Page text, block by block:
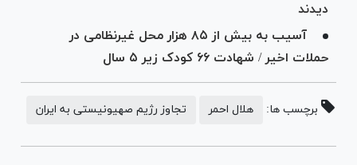
دیدند
آسیب به بیش از ۸۵ هزار محل غیرنظامی در
حملات اخیر / شهادت ۶۶ کودک زیر ۵ سال
برچسب ها: هلال احمر تجاوز رژیم صهیونیستی به ایران